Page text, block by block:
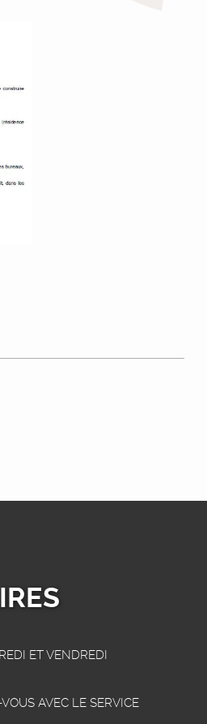
ET VENDREDI
AVEC LE SERVICE